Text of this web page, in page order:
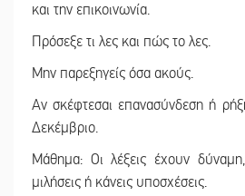
και την επικοινωνία.
Πρόσεξε τι λες και πώς το λες.
Μην παρεξηγείς όσα ακούς.
Αν σκέφτεσαι επανασύνδεση ή
Δεκέμβριο.
Μάθημα: Οι λέξεις έχουν
μιλήσεις ή κάνεις υποσχέσεις.